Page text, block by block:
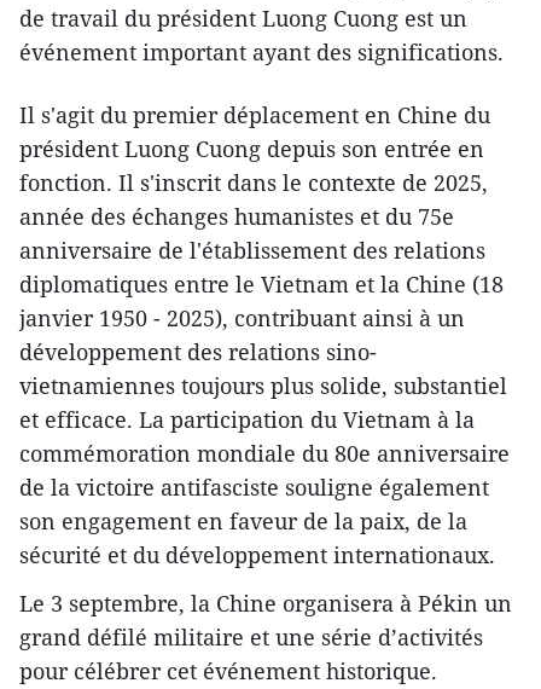
de travail du président Luong Cuong est un
événement important ayant des significations.
Il s'agit du premier déplacement en Chine du
président Luong Cuong depuis son entrée en
fonction. Il s'inscrit dans le contexte de 2025,
année des échanges humanistes et du 75e
anniversaire de l'établissement des relations
diplomatiques entre le Vietnam et la Chine (18
janvier 1950 - 2025), contribuant ainsi à un
développement des relations sino-
vietnamiennes toujours plus solide, substantiel
et efficace. La participation du Vietnam à la
commémoration mondiale du 80e anniversaire
de la victoire antifasciste souligne également
son engagement en faveur de la paix, de la
sécurité et du développement internationaux.
Le 3 septembre, la Chine organisera à Pékin un
grand défilé militaire et une série d’activités
pour célébrer cet événement historique.